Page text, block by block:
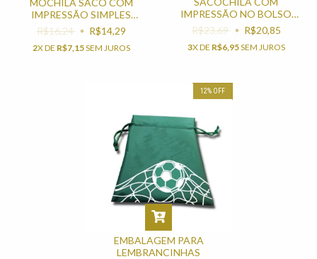
IMPRESSÃO SIMPLES
LEMBRANCINHA PARA FESTA
DE ANIVERSÁRIO
R$16,24 R$14,29
2X DE R$7,15SEM JUROS
IMPRESSÃO NO BOLSO
LEMBRANCINHA PARA FESTA
DE ANIVERSÁRIO
R$23,69 R$20,85
3X DE R$6,95SEM JUROS
12% OFF
EMBALAGEM PARA
LEMBRANCINHAS